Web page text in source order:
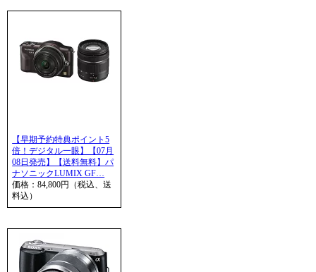
【早期予約特典ポイント5
倍！デジタル一眼】【07月
08日発売】【送料無料】パ
ナソニックLUMIX GF…
価格：84,800円（税込、送
料込）